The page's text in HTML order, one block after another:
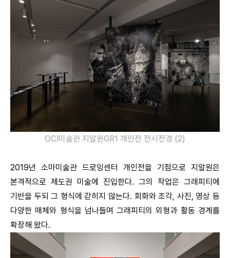
OCI미술관 지알원GR1 개인전 전시전경 (2)
2019년 소마미술관 드로잉센터 개인전을 기점으로 지알원은
본격적으로 제도권 미술에 진입한다. 그의 작업은 그래피티에
기반을 두되 그 형식에 갇히지 않는다. 회화와 조각, 사진, 영상 등
다양한 매체와 형식을 넘나들며 그래피티의 외형과 활동 경계를
확장해 왔다.